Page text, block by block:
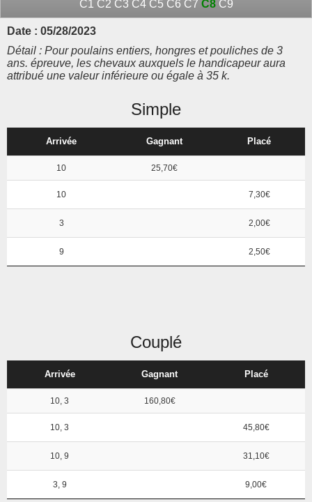
C1 C2 C3 C4 C5 C6 C7 C8 C9
Date : 05/28/2023
Détail : Pour poulains entiers, hongres et pouliches de 3
ans. épreuve, les chevaux auxquels le handicapeur aura
attribué une valeur inférieure ou égale à 35 k.
Simple
Arrivée Gagnant Placé
10 25,70€
10 7,30€
3 2,00€
9 2,50€
Couplé
Arrivée Gagnant Placé
10, 3 160,80€
10, 3 45,80€
10, 9 31,10€
3, 9 9,00€